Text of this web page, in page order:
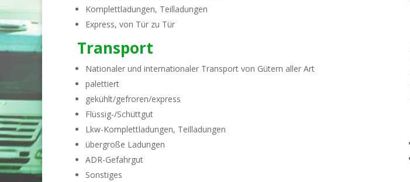
Komplettladungen, Teilladungen
Express, von Tür zu Tür
Transport
Nationaler und internationaler Transport von Gütern aller Art
palettiert
gekühlt/gefroren/express
Flüssig-/Schüttgut
Lkw-Komplettladungen, Teilladungen
übergroße Ladungen
ADR-Gefahrgut
Sonstiges